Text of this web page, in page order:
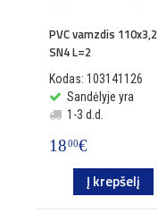
PVC vamzdis 110x3,2
SN4 L=2
Kodas: 103141126
Sandėlyje yra
1-3 d.d.
1800€
Į krepšelį